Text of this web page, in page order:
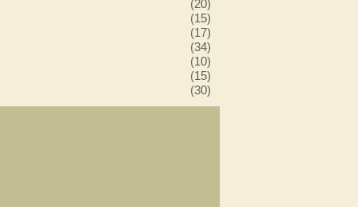
(20)
(15)
(17)
(34)
(10)
(15)
(30)